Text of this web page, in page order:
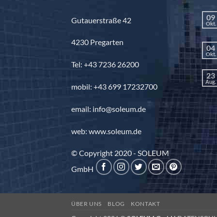
Gutauerstraße 42
4230 Pregarten
Tel: +43 7236 26200
mobil: +43 699 17232700
email: info@soleum.de
web: www.soleum.de
© Copyright 2020 - SOLEUM
GmbH
09
Okt.
04
Okt.
23
Aug.
ÜBER UNS BLOG KONTAKT